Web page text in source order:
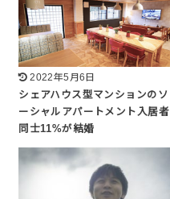
2022年5月6日
シェアハウス型マンションのソ
ーシャルアパートメント入居者
同士11%が結婚